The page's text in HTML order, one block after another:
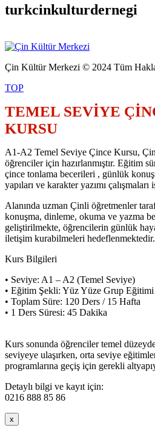
turkcinkulturdernegi
Çin Kültür Merkezi © 2024 Tüm
TOP
TEMEL SEVİYE
KURSU
A1-A2 Temel Seviye Çince Kursu,
öğrenciler için hazırlanmıştır. Eğitim
çince tonlama becerileri , günlük
yapıları ve karakter yazımı çalışmaları
Alanında uzman Çinli öğretmenler
konuşma, dinleme, okuma ve yazma
geliştirilmekte, öğrencilerin günlük
iletişim kurabilmeleri hedeflenmektedir.
Kurs Bilgileri
• Seviye: A1 – A2 (Temel Seviye)
• Eğitim Şekli: Yüz Yüze Grup Eğitimi
• Toplam Süre: 120 Ders / 15 Hafta
• 1 Ders Süresi: 45 Dakika
Kurs sonunda öğrenciler temel
seviyeye ulaşırken, orta seviye
programlarına geçiş için gerekli
Detaylı bilgi ve kayıt için:
0216 888 85 86
x